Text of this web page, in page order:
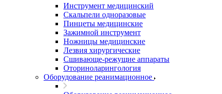
Инструмент медицинский
Скальпели одноразовые
Пинцеты медицинские
Зажимной инструмент
Ножницы медицинские
Лезвия хирургические
Сшивающе-режущие аппараты
Оториноларингология
Оборудование реанимационное